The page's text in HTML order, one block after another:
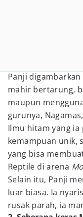
Panji
mahir bertarung,
maupun
gurunya,
Ilmu hitam yang
kemampuan unik,
yang bisa
Reptile di arena
Selain itu, Panji
luar biasa. Ia
rusak parah, ia